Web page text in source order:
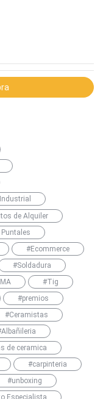
de Alquiler
#Ecommerce
#Soldadura
#Tig
#premios
#Ceramistas
de ceramica
#carpinteria
#unboxing
Especialista